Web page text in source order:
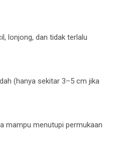
lonjong, dan tidak terlalu
(hanya sekitar 3–5 cm jika
mampu menutupi permukaan